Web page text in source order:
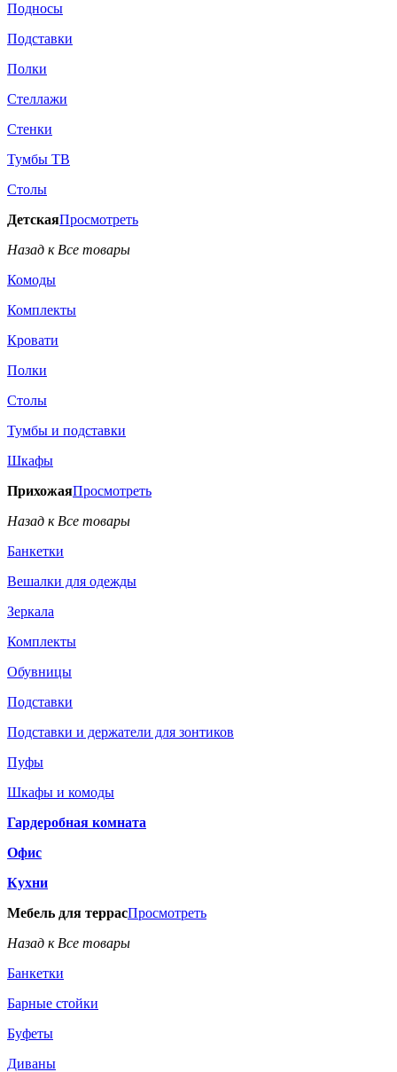
Подносы
Подставки
Полки
Стеллажи
Стенки
Тумбы ТВ
Столы
ДетскаяПросмотреть
Назад к Все товары
Комоды
Комплекты
Кровати
Полки
Столы
Тумбы и подставки
Шкафы
ПрихожаяПросмотреть
Назад к Все товары
Банкетки
Вешалки для одежды
Зеркала
Комплекты
Обувницы
Подставки
Подставки и держатели для зонтиков
Пуфы
Шкафы и комоды
Гардеробная комната
Офис
Кухни
Мебель для террасПросмотреть
Назад к Все товары
Банкетки
Барные стойки
Буфеты
Диваны